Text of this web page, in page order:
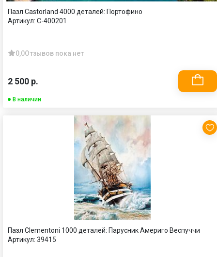
Пазл Castorland 4000 деталей: Портофино
Артикул: С-400201
0,0Отзывов пока нет
2 500 р.
В наличии
Пазл Clementoni 1000 деталей: Парусник Америго Веспуччи
Артикул: 39415